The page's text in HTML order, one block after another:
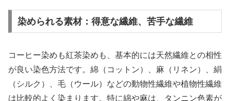
染められる素材：得意な繊維、苦手な繊維
コーヒー染めも紅茶染めも、基本的には天然繊維との相性
が良い染色方法です。綿（コットン）、麻（リネン）、絹
（シルク）、毛（ウール）などの動物性繊維や植物性繊維
は比較的よく染まります。特に綿や麻は、タンニン色素が